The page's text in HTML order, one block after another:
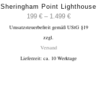
Sheringham Point Lighthouse
199 € – 1.499 €Preisspanne:
199 €
Umsatzsteuerbefreit gemäß UStG §19
zzgl.
Versand
Lieferzeit: ca. 10 Werktage